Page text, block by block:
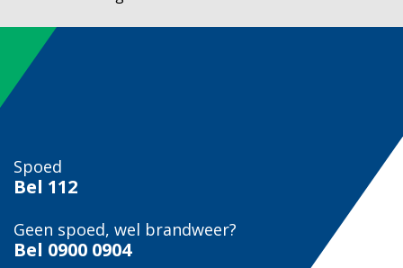
Spoed
Bel 112
Geen spoed, wel brandweer?
Bel 0900 0904